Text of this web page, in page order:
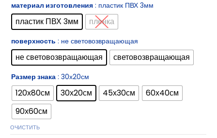
материал изготовления : пластик ПВХ 3мм
пластик ПВХ 3мм пленка
поверхность : не световозвращающая
не световозвращающая световозвращающая
Размер знака : 30х20см
120х80см 30х20см 45х30см
60х40см
90х60см
ОЧИСТИТЬ